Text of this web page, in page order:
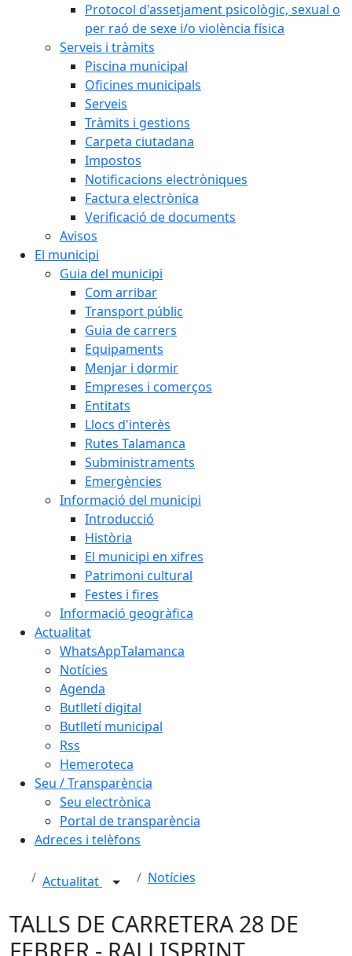
Protocol d'assetjament psicològic, sexual o
per raó de sexe i/o violència física
Serveis i tràmits
Piscina municipal
Oficines municipals
Serveis
Tràmits i gestions
Carpeta ciutadana
Impostos
Notificacions electròniques
Factura electrònica
Verificació de documents
Avisos
El municipi
Guia del municipi
Com arribar
Transport públic
Guia de carrers
Equipaments
Menjar i dormir
Empreses i comerços
Entitats
Llocs d'interès
Rutes Talamanca
Subministraments
Emergències
Informació del municipi
Introducció
Història
El municipi en xifres
Patrimoni cultural
Festes i fires
Informació geogràfica
Actualitat
WhatsAppTalamanca
Notícies
Agenda
Butlletí digital
Butlletí municipal
Rss
Hemeroteca
Seu / Transparència
Seu electrònica
Portal de transparència
Adreces i telèfons
Actualitat Notícies
TALLS DE CARRETERA 28 DE